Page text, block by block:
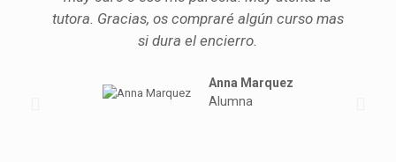
tutora. Gracias, os compraré algún curso mas
si dura el encierro.
Anna Marquez
Alumna